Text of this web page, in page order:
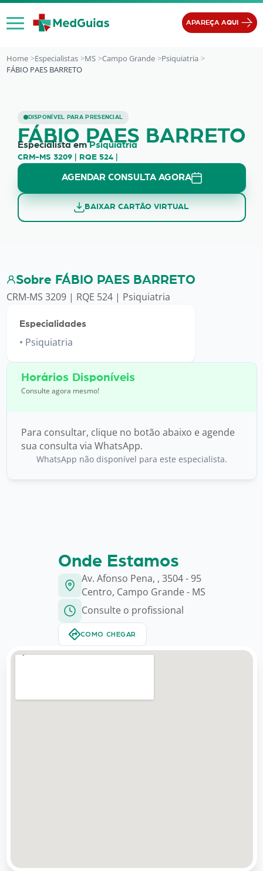
Ir para o conteúdo
APAREÇA AQUI
Home Especialistas MS Campo Grande
Psiquiatria
FÁBIO PAES BARRETO
DISPONÍVEL PARA PRESENCIAL
FÁBIO PAES BARRETO
FÁBIO PAES BARRETO
Especialista emPsiquiatria
CRM-MS 3209 | RQE 524 |
AGENDAR CONSULTA AGORA
BAIXAR CARTÃO VIRTUAL
Sobre FÁBIO PAES BARRETO
CRM-MS 3209 | RQE 524 | Psiquiatria
Especialidades
Psiquiatria
Horários Disponíveis
Consulte agora mesmo!
Para consultar, clique no botão abaixo e agende
sua consulta via WhatsApp.
WhatsApp não disponível para este especialista.
Onde Estamos
Av. Afonso Pena, , 3504 - 95
Centro, Campo Grande - MS
Consulte o profissional
COMO CHEGAR